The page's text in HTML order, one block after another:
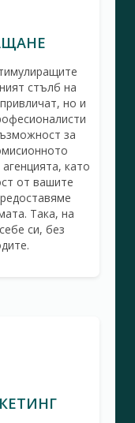
стълб на
но и
за
като
от вашите
Така, на
си, без